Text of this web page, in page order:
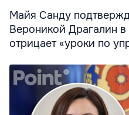
Майя Санду
Вероникой Драгалин в
отрицает «уроки по